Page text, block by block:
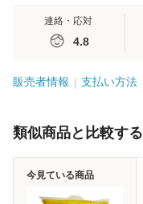
連絡・応対
4.8
販売者情報 支払い方法
類似商品と比較する
今見ている商品